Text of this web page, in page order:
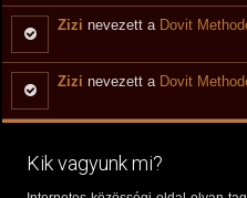
Zizi nevezett a Dovit
Zizi nevezett a Dovit
Kik vagyunk mi?